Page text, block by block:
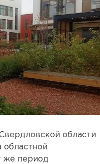
области
областной
же период